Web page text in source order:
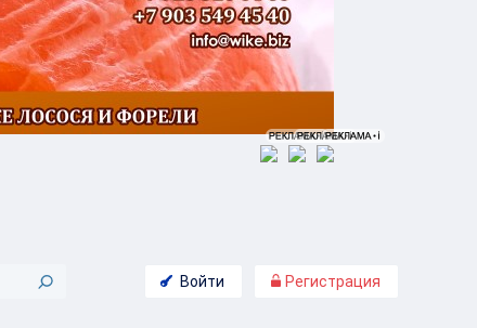
Войти Регистрация